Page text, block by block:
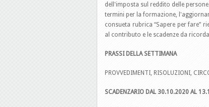
dell'imposta sul reddito delle
termini per la formazione,
consueta rubrica “Sapere per fare”
al contributo e le scadenze da
PRASSI DELLA SETTIMANA
PROVVEDIMENTI, RISOLUZIONI,
SCADENZARIO DAL 30.10.2020 AL